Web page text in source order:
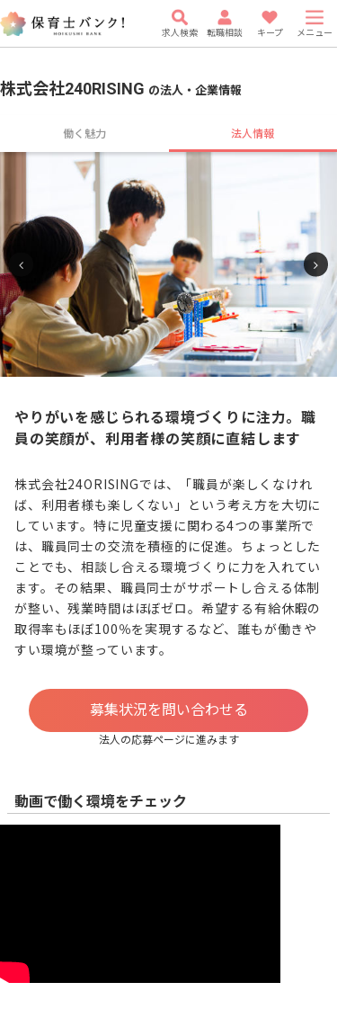
求人検索 転職相談 キープ メニュー
株式会社240RISING の法人・企業情報
働く魅力 法人情報
やりがいを感じられる環境づくりに注力。職
員の笑顔が、利用者様の笑顔に直結します
株式会社24ORISINGでは、「職員が楽しくなけれ
ば、利用者様も楽しくない」という考え方を大切に
しています。特に児童支援に関わる4つの事業所で
は、職員同士の交流を積極的に促進。ちょっとした
ことでも、相談し合える環境づくりに力を入れてい
ます。その結果、職員同士がサポートし合える体制
が整い、残業時間はほぼゼロ。希望する有給休暇の
取得率もほぼ100％を実現するなど、誰もが働きや
すい環境が整っています。
募集状況を問い合わせる
法人の応募ページに進みます
動画で働く環境をチェック